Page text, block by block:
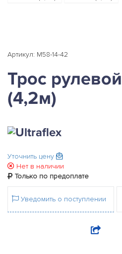
Артикул: M58-14-42
Трос
(4,2м)
Уточнить цену
Нет в наличии
Только по предоплате
Уведомить о поступлении